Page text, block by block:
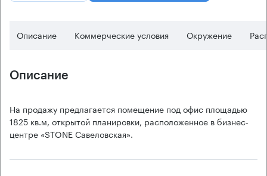
Описание Коммерческие условия Окружение
Описание
На продажу предлагается помещение под офис площадью
1825 кв.м, открытой планировки, расположенное в бизнес-
центре «STONE Савеловская».